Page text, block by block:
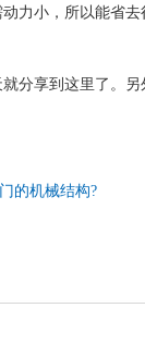
力小，所以能省
分享到这里了。
的机械结构?